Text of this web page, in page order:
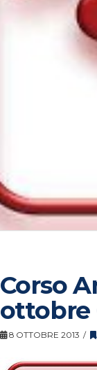
Corso
ottobre
8 OTTOBRE 2013